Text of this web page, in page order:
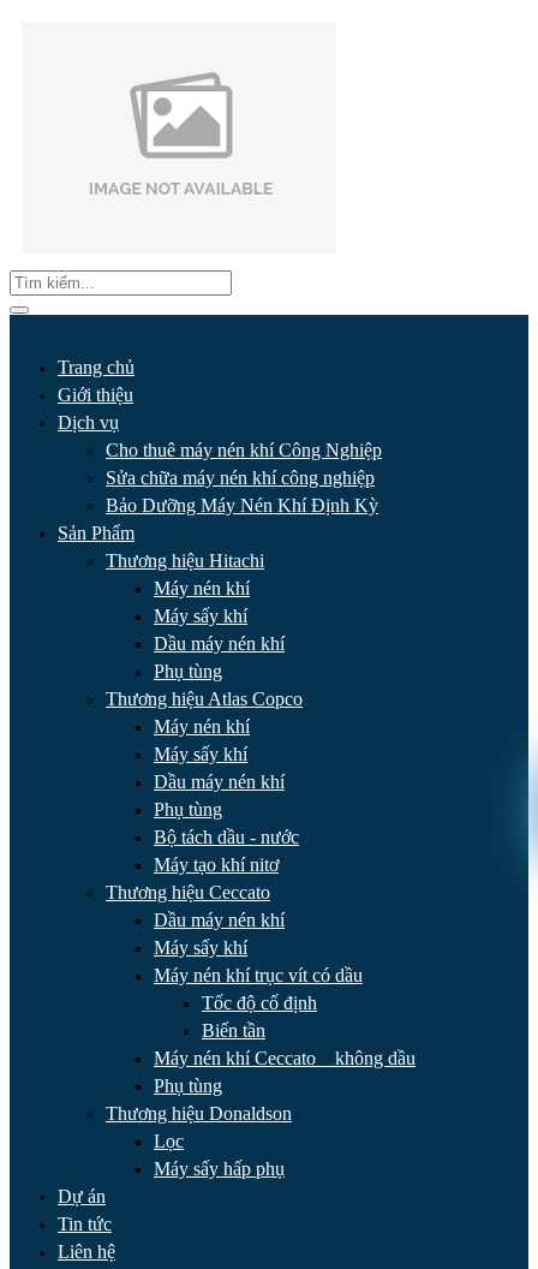
Trang chủ
Giới thiệu
Dịch vụ
Cho thuê máy nén khí Công Nghiệp
Sửa chữa máy nén khí công nghiệp
Bảo Dưỡng Máy Nén Khí Định Kỳ
Sản Phẩm
Thương hiệu Hitachi
Máy nén khí
Máy sấy khí
Dầu máy nén khí
Phụ tùng
Thương hiệu Atlas Copco
Máy nén khí
Máy sấy khí
Dầu máy nén khí
Phụ tùng
Bộ tách dầu - nước
Máy tạo khí nitơ
Thương hiệu Ceccato
Dầu máy nén khí
Máy sấy khí
Máy nén khí trục vít có dầu
Tốc độ cố định
Biến tần
Máy nén khí Ceccato _ không dầu
Phụ tùng
Thương hiệu Donaldson
Lọc
Máy sấy hấp phụ
Dự án
Tin tức
Liên hệ